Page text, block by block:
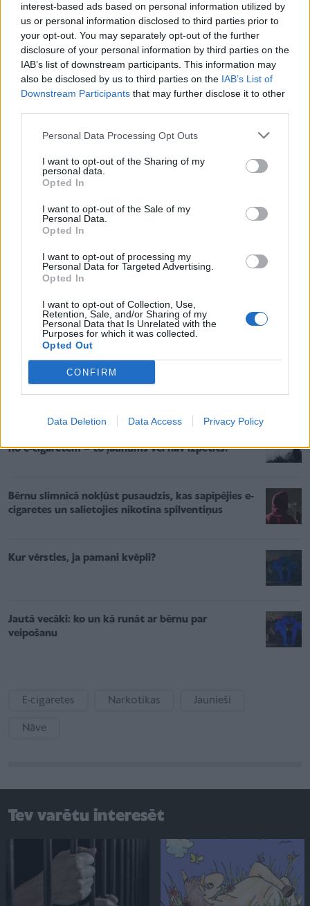
interest-based ads based on personal information utilized by
us or personal information disclosed to third parties prior to
your opt-out. You may separately opt-out of the further
disclosure of your personal information by third parties on the
IAB’s list of downstream participants. This information may
also be disclosed by us to third parties on the IAB’s List of
Downstream Participants that may further disclose it to other
Personal Data Processing Opt Outs
I want to opt-out of the Sharing of my
personal data.
Opted In
I want to opt-out of the Sale of my
Personal Data.
Opted In
I want to opt-out of processing my
Personal Data for Targeted Advertising.
Opted In
I want to opt-out of Collection, Use,
Retention, Sale, and/or Sharing of my
Personal Data that Is Unrelated with the
Purposes for which it was collected.
Opted Out
CONFIRM
Data Deletion Data Access Privacy Policy
Un mums ir brīdinājums no Eiropas Narkotiku
monitoringa centra, ka ir daudz šie
saindēšanās gadījumi, kur šiem “saltiem” vai
elektroniskām cigaretēm tiek pievienoti
pastāstīja Rīgas psihiatrijas un narkoloģijas centra
Narkoloģiskās palīdzības dienesta vadītāja Astrīda
nāves izraisa smagi plaušu bojājumi, jo ķīmiskie
savienojumi bojā gan plaušas, gan asinsvadus.
Vairāk lasi:www.lsm.lv
Saistītie raksti
no e-cigaretēm – to ļaunums vēl nav izpētīts!
Bērnu slimnīcā nokļūst pusaudzis, kas sapīpējies e-
cigaretes un salietojies nikotīna spilventiņus
Kur vērsties, ja pamani kvēpli?
Jautā vecāki: ko un kā runāt ar bērnu par
veipošanu
E-cigaretes Narkotikas Jaunieši
Nāve
Tev varētu interesēt